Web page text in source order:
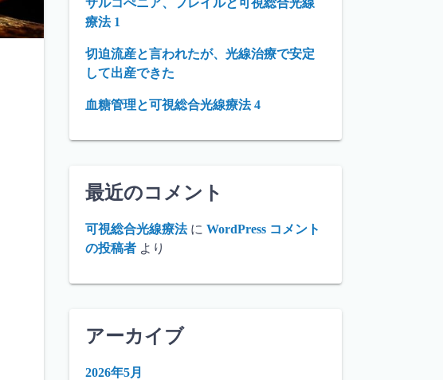
サルコぺニア、フレイルと可視総合光線
療法 1
切迫流産と言われたが、光線治療で安定
して出産できた
血糖管理と可視総合光線療法 4
最近のコメント
可視総合光線療法に WordPress コメント
の投稿者 より
アーカイブ
2026年5月